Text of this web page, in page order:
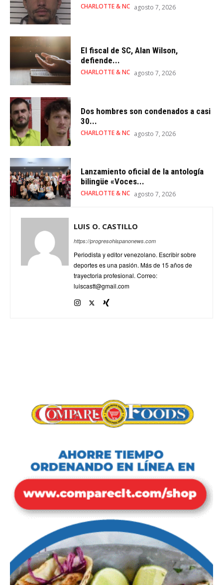
CHARLOTTE & NC agosto 7, 2026
El fiscal de SC, Alan Wilson,
defiende...
CHARLOTTE & NC agosto 7, 2026
Dos hombres son condenados a casi
30...
CHARLOTTE & NC agosto 7, 2026
Lanzamiento oficial de la antología
bilingüe «Voces...
CHARLOTTE & NC agosto 7, 2026
LUIS O. CASTILLO
https://progresohispanonews.com
Periodista y editor venezolano. Escribir sobre
deportes es una pasión. Más de 15 años de
trayectoria profesional. Correo:
luiscastt@gmail.com